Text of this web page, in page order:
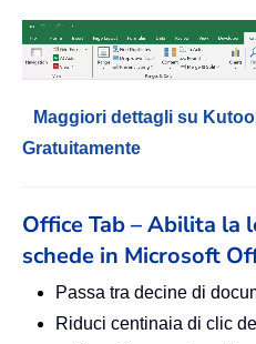
Maggiori dettagli su
Gratuitamente
Office Tab – Abilita la
schede in Microsoft
Passa tra decine di
Riduci centinaia di clic